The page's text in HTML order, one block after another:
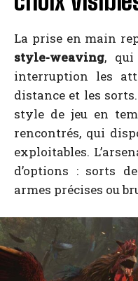
La prise en main
style-weaving, qui
interruption les
distance et les
style de jeu en
rencontrés, qui
exploitables.
d’options : sorts
armes précises ou